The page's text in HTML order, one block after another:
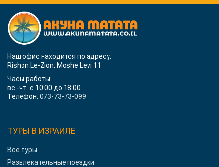
Наш офис находится по адресу:
Rishon Le-Zion, Moshe Levi 11
Часы работы:
вс.-чт. с 10:00 до 18:00
Телефон: 073-73-73-099
ТУРЫ В ИЗРАИЛЕ
Все туры
Развлекательные поездки